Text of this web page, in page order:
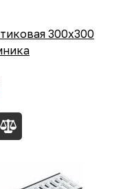
300х300